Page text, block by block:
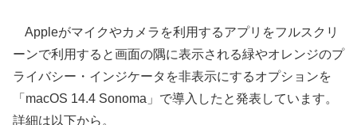
Appleがマイクやカメラを利用するアプリをフルスクリ
ーンで利用すると画面の隅に表示される緑やオレンジのプ
ライバシー・インジケータを非表示にするオプションを
「macOS 14.4 Sonoma」で導入したと発表しています。
詳細は以下から。